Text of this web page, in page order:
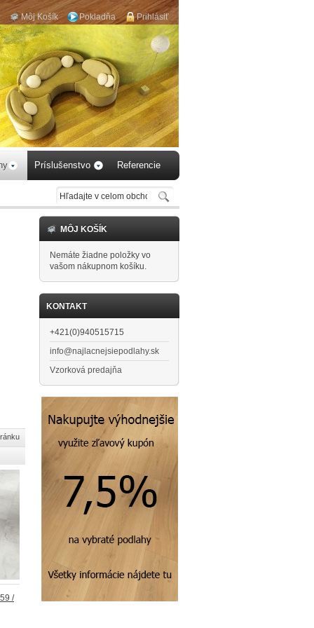
Môj Košík Pokladňa Prihlásiť
Príslušenstvo Referencie
/
MÔJ KOŠÍK
Nemáte žiadne položky vo
vašom nákupnom košíku.
KONTAKT
+421(0)940515715
info@najlacnejsiepodlahy.sk
Vzorková predajňa